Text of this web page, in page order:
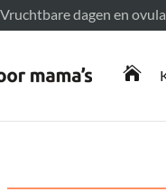
Vruchtbare dagen en
Lees meer
